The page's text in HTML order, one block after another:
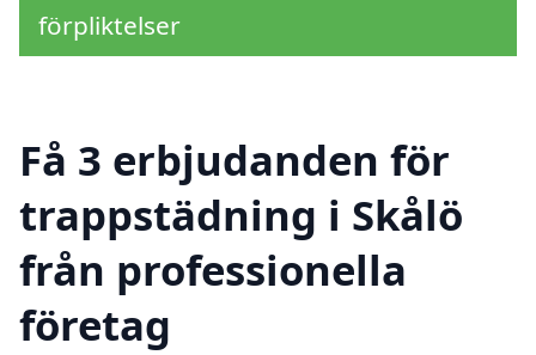
förpliktelser
Få 3 erbjudanden för
trappstädning i Skålö
från professionella
företag